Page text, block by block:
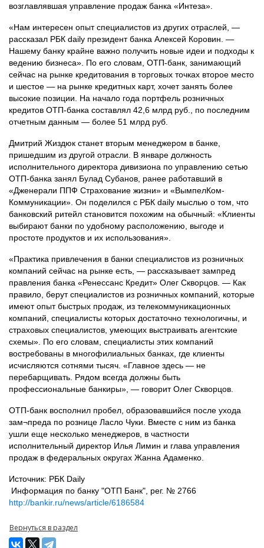
возглавлявшая управление продаж банка «Интеза».
«Нам интересен опыт специалистов из других отраслей, —
рассказал РБК daily президент банка Алексей Коровин. —
Нашему банку крайне важно получить новые идеи и подходы к
ведению бизнеса». По его словам, ОТП-банк, занимающий
сейчас на рынке кредитования в торговых точках второе место
и шестое — на рынке кредитных карт, хочет занять более
высокие позиции. На начало года портфель розничных
кредитов ОТП-банка составлял 42,6 млрд руб., по последним
отчетным данным — более 51 млрд руб.
Дмитрий Жиздюк станет вторым менеджером в банке,
пришедшим из другой отрасли. В январе должность
исполнительного директора дивизиона по управлению сетью
ОТП-банка занял Булад Субанов, ранее работавший в
«Дженерали ППФ Страхование жизни» и «ВымпелКом-
Коммуникации». Он поделился с РБК daily мыслью о том, что
банковский ритейл становится похожим на обычный: «Клиенты
выбирают банки по удобному расположению, выгоде и
простоте продуктов и их использования».
«Практика привлечения в банки специалистов из розничных
компаний сейчас на рынке есть, — рассказывает зампред
правления банка «Ренессанс Кредит» Олег Скворцов. — Как
правило, берут специалистов из розничных компаний, которые
имеют опыт быстрых продаж, из телекоммуникационных
компаний, специалисты которых достаточно технологичны, и
страховых специалистов, умеющих выстраивать агентские
схемы». По его словам, специалисты этих компаний
востребованы в многофилиальных банках, где клиенты
исчисляются сотнями тысяч. «Главное здесь — не
перебарщивать. Рядом всегда должны быть
профессиональные банкиры», — говорит Олег Скворцов.
ОТП-банк восполнил пробел, образовавшийся после ухода
зам¬преда по рознице Ласло Чуки. Вместе с ним из банка
ушли еще несколько менеджеров, в частности
исполнительный директор Илья Лимин и глава управления
продаж в федеральных округах Жанна Адаменко.
Источник: РБК Daily
Информация по банку "ОТП Банк", рег. № 2766
http://bankir.ru/news/article/6186584
Вернуться в раздел